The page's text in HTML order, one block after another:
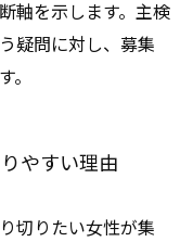
軸を示します。主検
疑問に対し、募集
やすい理由
切りたい女性が集